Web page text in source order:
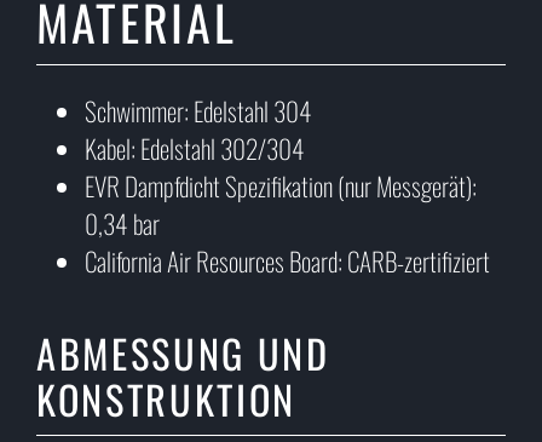
MATERIAL
Schwimmer: Edelstahl 304
Kabel: Edelstahl 302/304
EVR Dampfdicht Spezifikation (nur Messgerät):
0,34 bar
California Air Resources Board: CARB-zertifiziert
ABMESSUNG UND
KONSTRUKTION